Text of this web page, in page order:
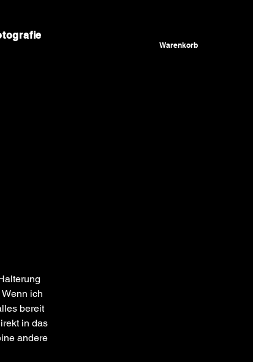
Warenkorb
ich
bereit
in das
andere